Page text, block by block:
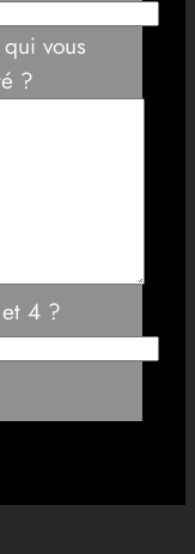
vous
?
4 ?